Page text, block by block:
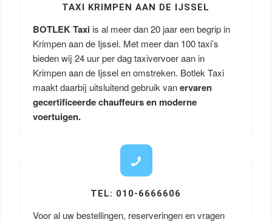
TAXI KRIMPEN AAN DE IJSSEL
BOTLEK Taxi is al meer dan 20 jaar een begrip in
Krimpen aan de Ijssel. Met meer dan 100 taxi’s
bieden wij 24 uur per dag taxivervoer aan in
Krimpen aan de Ijssel en omstreken. Botlek Taxi
maakt daarbij uitsluitend gebruik vanervaren
gecertificeerde chauffeurs en moderne
voertuigen.
TEL: 010-6666606
Voor al uw bestellingen, reserveringen en vragen